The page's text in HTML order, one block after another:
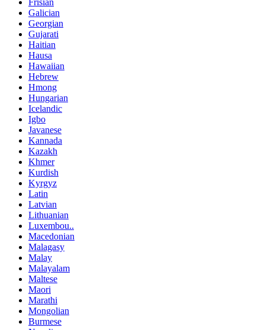
Frisian
Galician
Georgian
Gujarati
Haitian
Hausa
Hawaiian
Hebrew
Hmong
Hungarian
Icelandic
Igbo
Javanese
Kannada
Kazakh
Khmer
Kurdish
Kyrgyz
Latin
Latvian
Lithuanian
Luxembou..
Macedonian
Malagasy
Malay
Malayalam
Maltese
Maori
Marathi
Mongolian
Burmese